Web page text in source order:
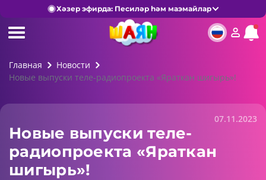
Хәзер эфирда: Песиләр һәм маэмайлар
Главная
Новости
Новые выпуски теле-радиопроекта «Яраткан шигырь»!
07.11.2023
Новые выпуски теле-
радиопроекта «Яраткан
шигырь»!